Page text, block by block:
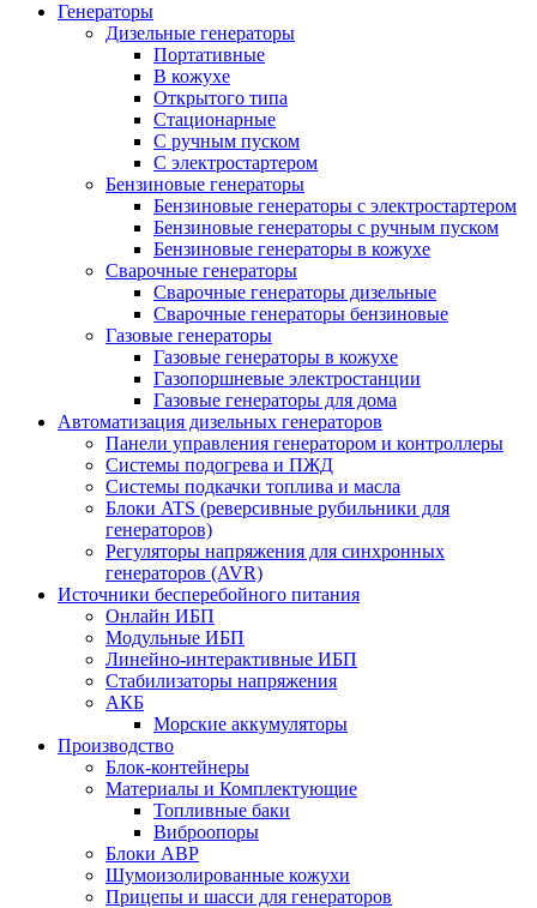
Генераторы
Дизельные генераторы
Портативные
В кожухе
Открытого типа
Стационарные
С ручным пуском
С электростартером
Бензиновые генераторы
Бензиновые генераторы с электростартером
Бензиновые генераторы с ручным пуском
Бензиновые генераторы в кожухе
Сварочные генераторы
Сварочные генераторы дизельные
Сварочные генераторы бензиновые
Газовые генераторы
Газовые генераторы в кожухе
Газопоршневые электростанции
Газовые генераторы для дома
Автоматизация дизельных генераторов
Панели управления генератором и контроллеры
Системы подогрева и ПЖД
Системы подкачки топлива и масла
Блоки ATS (реверсивные рубильники для
генераторов)
Регуляторы напряжения для синхронных
генераторов (AVR)
Источники бесперебойного питания
Онлайн ИБП
Модульные ИБП
Линейно-интерактивные ИБП
Стабилизаторы напряжения
АКБ
Морские аккумуляторы
Производство
Блок-контейнеры
Материалы и Комплектующие
Топливные баки
Виброопоры
Блоки АВР
Шумоизолированные кожухи
Прицепы и шасси для генераторов